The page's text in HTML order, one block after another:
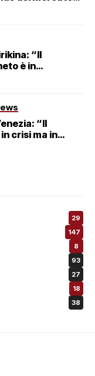
“Il
è in
“Il
crisi ma in
29
147
8
93
27
18
38